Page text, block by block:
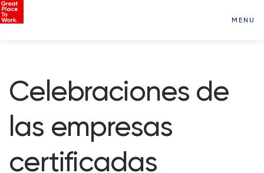
MENU
Celebraciones de
las empresas
certificadas